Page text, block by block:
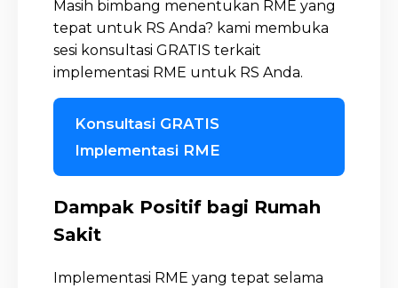
Masih bimbang menentukan RME yang
tepat untuk RS Anda? kami membuka
sesi konsultasi GRATIS terkait
implementasi RME untuk RS Anda.
Konsultasi GRATIS
Implementasi RME
Dampak Positif bagi Rumah
Sakit
Implementasi RME yang tepat selama